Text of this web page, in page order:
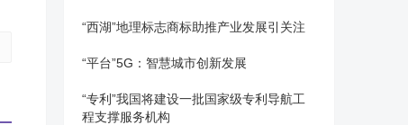
“西湖”地理标志商标助推产业发展引关注
“平台”5G：智慧城市创新发展
“专利”我国将建设一批国家级专利导航工
程支撑服务机构